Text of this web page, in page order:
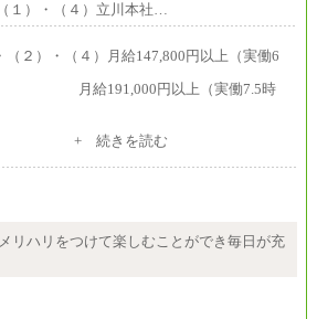
（１）・（４）立川本社…
（２）・（４）月給147,800円以上（実働6
円以上（実働7.5時
給191,000円以上（実働7.5時間）
給147,800円以上（実働6時間）
円（実働4.5時間）
額）
金相当手当 37円
+ 続きを読む
リハリをつけて楽しむことができ毎日が充